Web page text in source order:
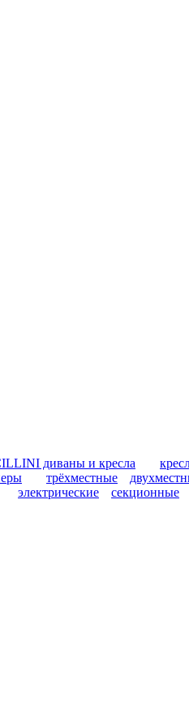
диваны и кресла
трёхместные
электрические
секционные